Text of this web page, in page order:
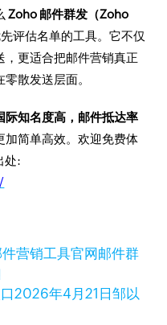
Zoho 邮件群发（Zoho
评估名单的工具。它不仅
，更适合把邮件营销真正
散发送层面。
知名度高，邮件抵达率
加简单高效。欢迎免费体
处:
件营销工具官网 邮件群
2026年4月21日邹以